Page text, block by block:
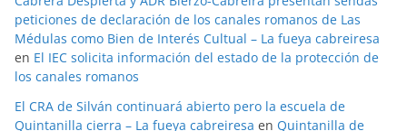
peticiones de declaración de los canales romanos de Las
Médulas como Bien de Interés Cultual – La fueya cabreiresa
en El IEC solicita información del estado de la protección de
los canales romanos
El CRA de Silván continuará abierto pero la escuela de
Quintanilla cierra – La fueya cabreiresa en Quintanilla de